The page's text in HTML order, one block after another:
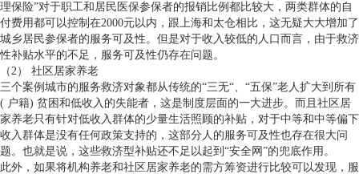
理保险”对于职工和居民医保参保者的报销比例都比较大，两类群体的自
付费用都可以控制在2000元以内，跟上海和太仓相比，这无疑大大增加了
城乡居民参保者的服务可及性。但是对于收入较低的人口而言，由于救济
性补贴水平的不足，服务可及性仍存在问题。
（2） 社区居家养老
三个案例城市的服务救济对象都从传统的“三无“、“五保”老人扩大到所有
( 户籍) 贫困和低收入的失能者，这是制度层面的一大进步。而且社区居
家养老只有针对低收入群体的少量生活照顾的补贴，对于中等和中等偏下
收入群体是没有任何政策支持的，这部分人的服务可及性也存在很大问
题。也就是说，这些救济型补贴还不足以起到“安全网”的兜底作用。
此外，如果将机构养老和社区居家养老的需方筹资进行比较可以发现，服